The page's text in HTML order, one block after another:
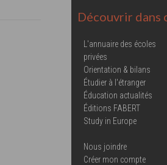
Découvrir dans
L'annuaire des écoles
privées
Orientation & bilans
Étudier à l'étranger
Éducation actualités
Éditions FABERT
Study in Europe
Nous joindre
Créer mon compte